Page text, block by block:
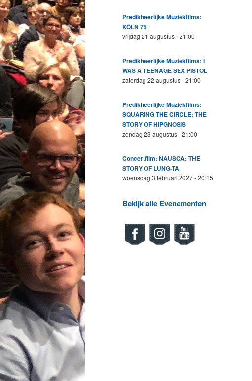
Predikheerlijke Muziekfilms:
KÖLN 75
vrijdag 21 augustus - 21:00
Predikheerlijke Muziekfilms: I
WAS A TEENAGE SEX PISTOL
zaterdag 22 augustus - 21:00
Predikheerlijke Muziekfilms:
SQUARING THE CIRCLE: THE
STORY OF HIPGNOSIS
zondag 23 augustus - 21:00
Concertfilm: NAUSCA: THE
STORY OF LUNG-TA
woensdag 3 februari 2027 - 20:15
Bekijk alle Evenementen